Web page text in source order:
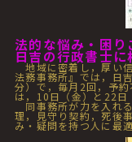
法的な悩み・困り
日吉の行政書士に
地域に密着し，厚い
法務事務所』では，日
分）で，毎月2回，予
は，10日（金）と22日
同事務所が力を入れ
理，見守り契約，死後
み・疑問を持つ人に最